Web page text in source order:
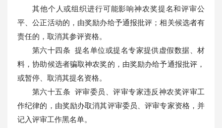
其他个人或组织进行可能影响神农奖提名和评审公
平、公正活动的，由奖励办给予通报批评；相关候选者有
责任的，取消其参评资格。
第六十四条 提名单位或提名专家提供虚假数据、材
料，协助候选者骗取神农奖的，由奖励办给予通报批评，
或暂停、取消其提名资格。
第六十五条 评审委员、评审专家违反神农奖评审工
作纪律的，由奖励办取消其评审委员、评审专家资格，并
记入评审工作黑名单。